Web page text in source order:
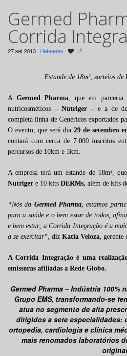
Germed
Corrida
27 set 2013 · Releases · 12
Estande de 18m², sorteios
A Germed Pharma, que em parceria
nutricosméticos –Nutriger –e a de
completa linha de Genéricos exportados
O evento, que será dia29 de setembro
contará com cerca de 7.000 inscritos
percursos de 10km e 5km.
A empresa terá um estande de 18m²,
Nutriger e 10 kits DERMs, além de kits
“Nós da Germed Pharma, estamos
para a saúde e o bem estar de todos,
e bem estar; a Corrida Integração é a
a se exercitar”, diz Katia Veloza, gerente
A Corrida Integração é uma
emissoras afiliadas a Rede Globo.
Germed Pharma – Indústria 100%
Grupo EMS, transformando-se
atua no segmento de alta
dirigidos a sete especialidades:
ortopedia, cardiologia e clínica
mais renomados laboratórios